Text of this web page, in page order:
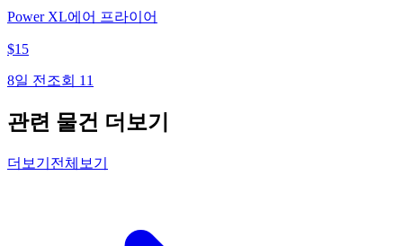
Power XL에어 프라이어
$15
8일 전 조회 11
관련 물건 더보기
더보기 전체보기